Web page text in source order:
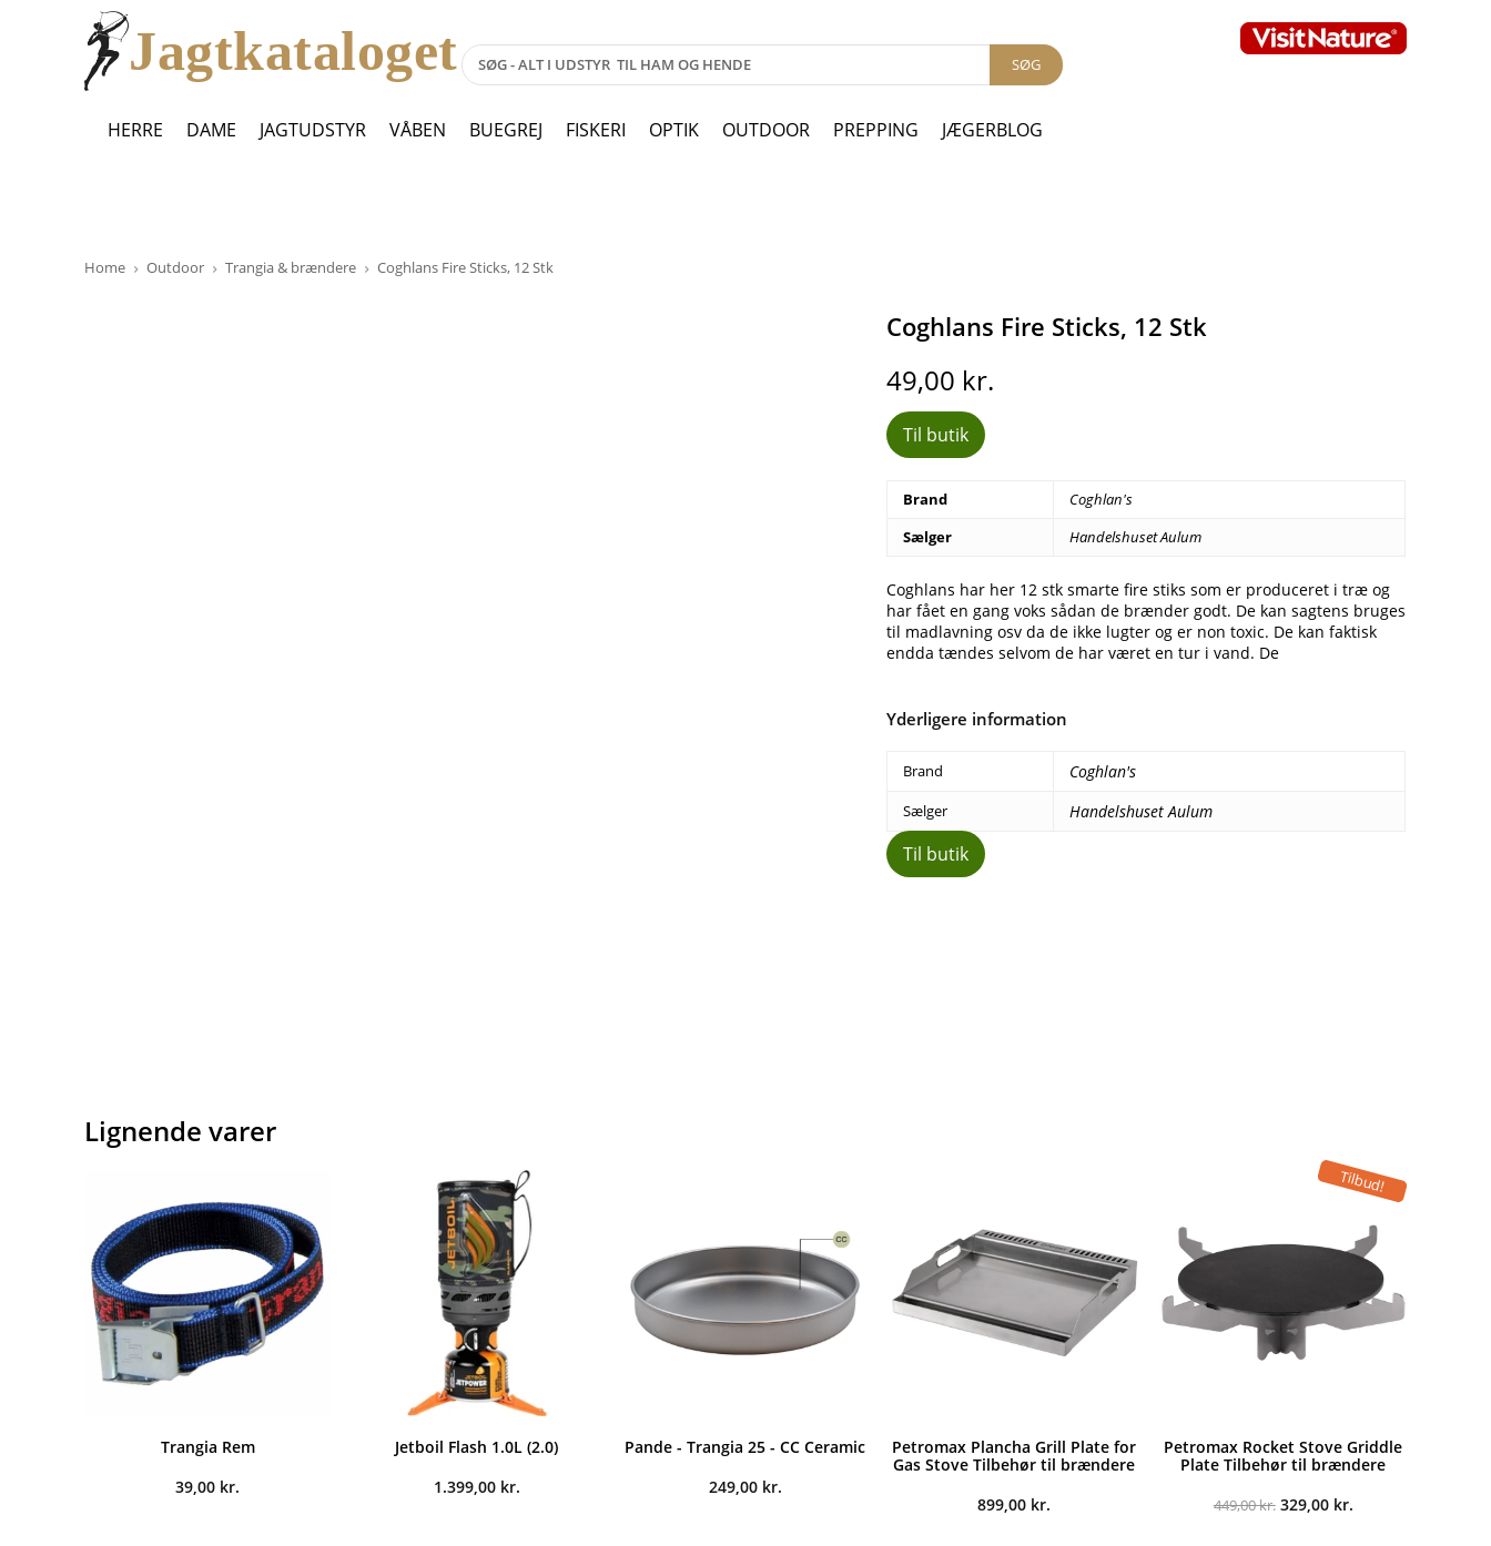
Jagtkataloget SØG
HERRE DAME JAGTUDSTYR VÅBEN BUEGREJ FISKERI OPTIK OUTDOOR PREPPING JÆGERBLOG
Home Outdoor Trangia & brændere Coghlans Fire Sticks, 12 Stk
Coghlans Fire Sticks, 12 Stk
49,00 kr.
Til butik
Brand
Coghlan's
Sælger
Handelshuset Aulum
Coghlans har her 12 stk smarte fire stiks som er produceret i træ og
har fået en gang voks sådan de brænder godt. De kan sagtens bruges
til madlavning osv da de ikke lugter og er non toxic. De kan faktisk
endda tændes selvom de har været en tur i vand. De
Yderligere information
Brand Coghlan's
Sælger Handelshuset Aulum
Til butik
Lignende varer
Trangia Rem
39,00 kr.
Jetboil Flash 1.0L (2.0)
1.399,00 kr.
Pande - Trangia 25 - CC Ceramic
249,00 kr.
Petromax Plancha Grill Plate for
Gas Stove Tilbehør til brændere
899,00 kr.
Tilbud!
Petromax Rocket Stove Griddle
Plate Tilbehør til brændere
449,00kr. Den
329,00 kr.Den